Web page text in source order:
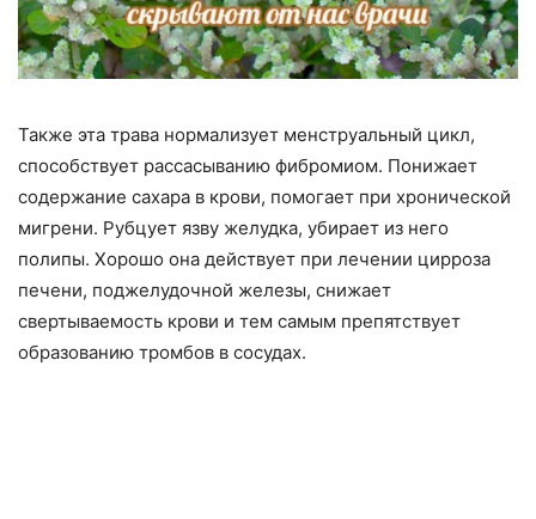
Также эта трава нормализует менструальный цикл,
способствует рассасыванию фибромиом. Понижает
содержание сахара в крови, помогает при хронической
мигрени. Рубцует язву желудка, убирает из него
полипы. Хорошо она действует при лечении цирроза
печени, поджелудочной железы, снижает
свертываемость крови и тем самым препятствует
образованию тромбов в сосудах.